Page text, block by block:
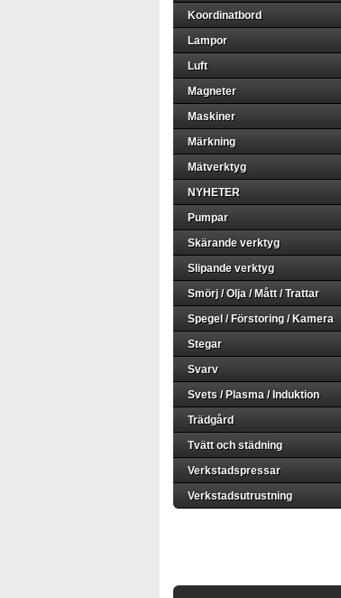
Koordinatbord
Lampor
Luft
Magneter
Maskiner
Märkning
Mätverktyg
NYHETER
Pumpar
Skärande verktyg
Slipande verktyg
Smörj / Olja / Mått / Trattar
Spegel / Förstoring / Kamera
Stegar
Svarv
Svets / Plasma / Induktion
Trädgård
Tvätt och städning
Verkstadspressar
Verkstadsutrustning